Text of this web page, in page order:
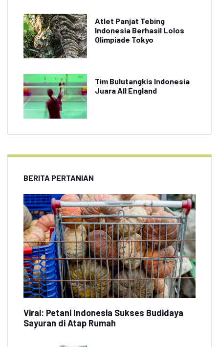
Atlet Panjat Tebing
Indonesia Berhasil Lolos
Olimpiade Tokyo
Tim Bulutangkis Indonesia
Juara All England
BERITA PERTANIAN
Viral: Petani Indonesia Sukses Budidaya
Sayuran di Atap Rumah